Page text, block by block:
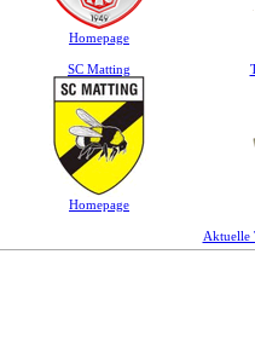
Homepage
SC Matting
Homepage
Aktuelle